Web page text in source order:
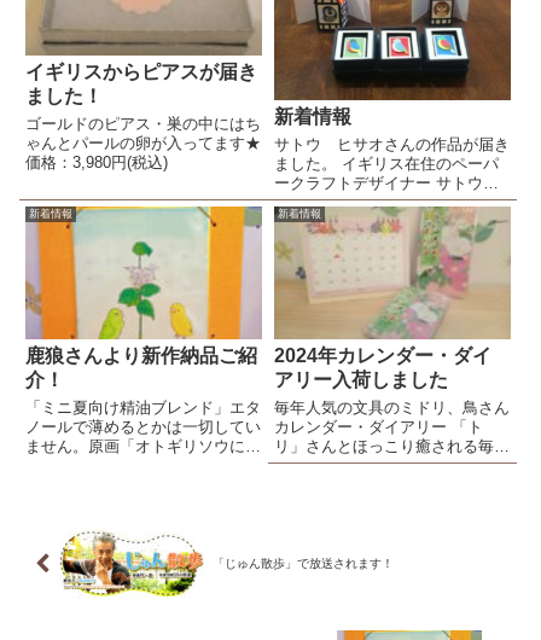
イギリスからピアスが届き
ました！
ゴールドのピアス・巣の中にはち
ゃんとパールの卵が入ってます★
価格：3,980円(税込)
新着情報
サトウ ヒサオさんの作品が届き
ました。 イギリス在住のペーパ
ークラフトデザイナー サトウ
ヒサオさんの
（www.satohisaocom)「切り絵ス
タンプ」「ポップアップ 小さな
家」が届きました。細かいところ
まで全て手作りです。「ポップア
新着情報
鹿狼さんより新作納品ご紹
介！
「ミニ夏向け精油ブレンド」エタ
ノールで薄めるとかは一切してい
ません。原画「オトギリソウにマ
新着情報
2024年カレンダー・ダイ
アリー入荷しました
毎年人気の文具のミドリ、鳥さん
カレンダー・ダイアリー 「ト
リ」さんとほっこり癒される毎日
＼(^o^)／
「じゅん散歩」で放送されます！